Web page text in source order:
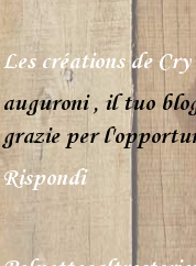
Les créations de Cry
auguroni , il tuo
grazie per
Rispondi